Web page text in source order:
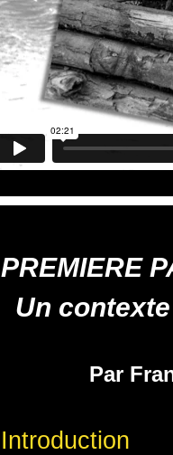
PREMIERE
Un
Par
Introduction